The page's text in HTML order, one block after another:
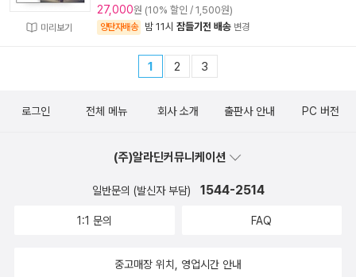
미리보기
27,000원 (10% 할인 / 1,500원)
양탄자배송 밤 11시 잠들기전 배송 변경
1 2 3
로그인 전체 메뉴 회사 소개 출판사 안내 PC 버전
(주)알라딘커뮤니케이션
일반문의 (발신자 부담) 1544-2514
1:1 문의 FAQ
중고매장 위치, 영업시간 안내